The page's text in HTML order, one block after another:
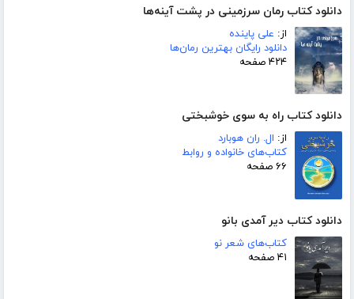
دانلود کتاب رمان سرزمینی در پشت آینه‌ها
از: علی پاینده
دانلود رایگان بهترین رمان‌ها
۴۲۴ صفحه
دانلود کتاب راه به سوی خوشبختی
از: ال. ران هوبارد
کتاب‌های خانواده و روابط
۶۶ صفحه
دانلود کتاب دیر آمدی بانو
کتاب‌های شعر نو
۴۱ صفحه